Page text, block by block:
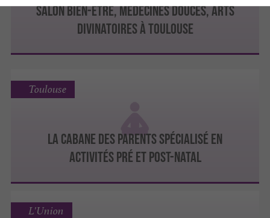
Salon Bien-être, Médecines Douces, Arts
Divinatoires à Toulouse
La cabane des parents spécialisé en
activités pré et post-natal
Toulouse
L'Union